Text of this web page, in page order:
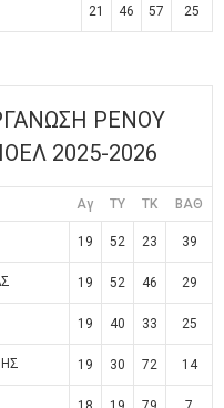
21 46 57 25
ΡΕΝΟΥ
2025-2026
Αγ TY TK ΒΑΘ
19 52 23 39
19 52 46 29
19 40 33 25
19 30 72 14